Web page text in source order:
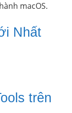
macOS.
Nhất
trên